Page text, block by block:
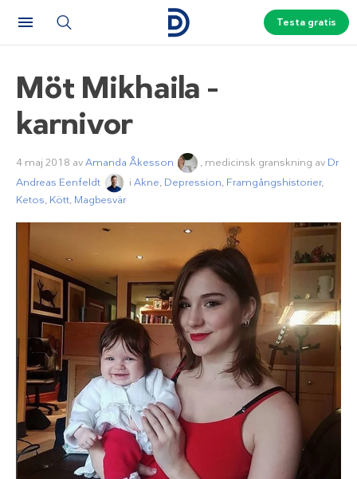
Testa gratis
Möt Mikhaila –
karnivor
4 maj 2018 avAmanda Åkesson , medicinsk granskning av Dr
Andreas Eenfeldt
i Akne, Depression, Framgångshistorier,
Ketos, Kött, Magbesvär